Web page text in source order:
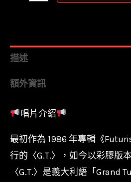
透
彩
45
7
吋
單
描述
額外資訊
唱片介紹
最初作為 1986 年專輯《
行的〈G.T.〉，如今以彩膠版
〈G.T.〉是義大利語「Grand